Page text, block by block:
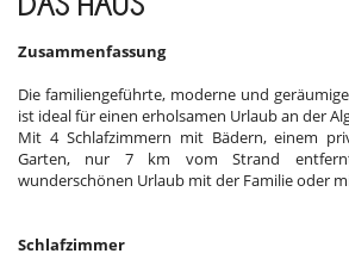
Zusammenfassung
Die familiengeführte, moderne und
ist ideal für einen erholsamen Urlaub an der
Mit 4 Schlafzimmern mit Bädern, einem
Garten, nur 7 km vom Strand
wunderschönen Urlaub mit der Familie oder
Schlafzimmer